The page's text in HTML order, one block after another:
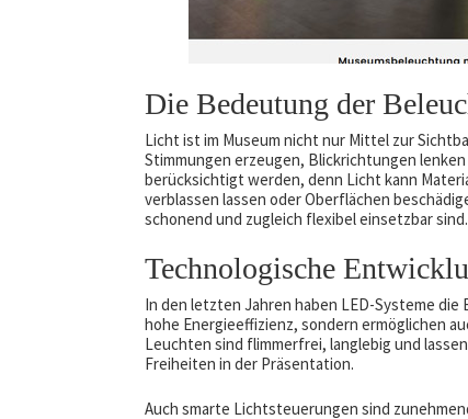
Die Bedeutung der
Licht ist im Museum nicht nur Mittel zur
Stimmungen erzeugen, Blickrichtungen
berücksichtigt werden, denn Licht kann
verblassen lassen oder Oberflächen
schonend und zugleich flexibel einsetzbar sind.
Technologische
In den letzten Jahren haben LED-Systeme
hohe Energieeffizienz, sondern ermöglichen
Leuchten sind flimmerfrei, langlebig und
Freiheiten in der Präsentation.
Auch smarte Lichtsteuerungen sind